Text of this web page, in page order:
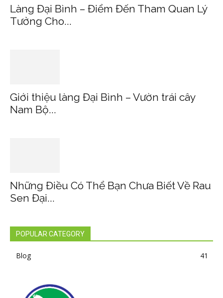
Làng Đại Bình – Điểm Đến Tham Quan Lý
Tưởng Cho...
Giới thiệu làng Đại Bình – Vườn trái cây
Nam Bộ...
Những Điều Có Thể Bạn Chưa Biết Về Rau
Sen Đại...
POPULAR CATEGORY
Blog 41